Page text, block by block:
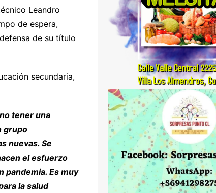
Leandro
de espera,
de su título
secundaria,
tener una
grupo
nuevas. Se
el esfuerzo
pandemia. Es muy
la salud